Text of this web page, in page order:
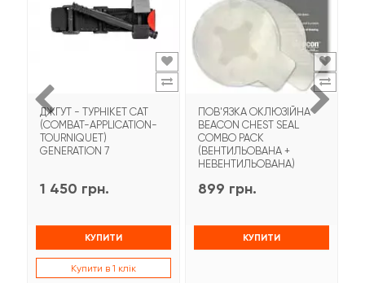
ДЖГУТ - ТУРНІКЕТ CAT
(COMBAT-APPLICATION-
TOURNIQUET)
GENERATION 7
1 450 грн.
КУПИТИ
Купити в 1 клік
ПОВ'ЯЗКА ОКЛЮЗІЙНА
BEACON CHEST SEAL
COMBO PACK
(ВЕНТИЛЬОВАНА +
НЕВЕНТИЛЬОВАНА)
899 грн.
КУПИТИ